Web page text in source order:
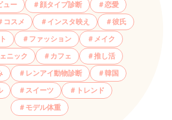
ュー 顔タイプ診断 恋愛
コスメ インスタ映え 彼氏
ファッション メイク
ニック カフェ 推し活
レンアイ動物診断 韓国
スイーツ トレンド
モデル体重